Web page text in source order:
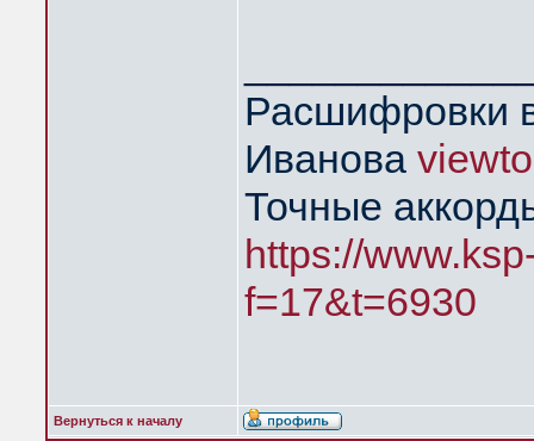
Расшифровки
Иванова
Точные
https://
f=17&t=6930
Вернуться к началу